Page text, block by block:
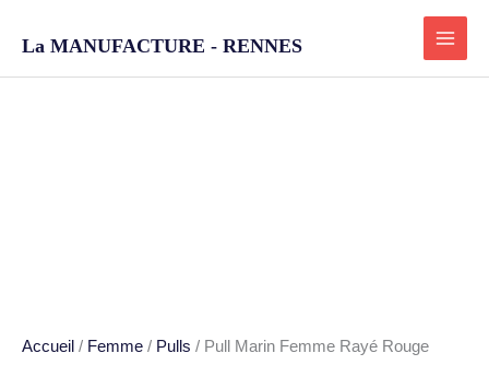
La MANUFACTURE - RENNES
Accueil / Femme / Pulls / Pull Marin Femme Rayé Rouge